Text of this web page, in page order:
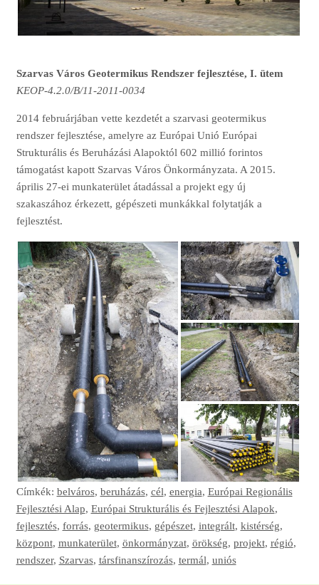
Szarvas Város Geotermikus Rendszer fejlesztése, I. ütem
KEOP-4.2.0/B/11-2011-0034
2014 februárjában vette kezdetét a szarvasi geotermikus
rendszer fejlesztése, amelyre az Európai Unió Európai
Strukturális és Beruházási Alapoktól 602 millió forintos
támogatást kapott Szarvas Város Önkormányzata. A 2015.
április 27-ei munkaterület átadással a projekt egy új
szakaszához érkezett, gépészeti munkákkal folytatják a
fejlesztést.
Címkék: belváros, beruházás, cél, energia, Európai Regionális
Fejlesztési Alap, Európai Strukturális és Fejlesztési Alapok,
fejlesztés, forrás, geotermikus, gépészet, integrált, kistérség,
központ, munkaterület, önkormányzat, örökség, projekt, régió,
rendszer, Szarvas, társfinanszírozás, termál, uniós